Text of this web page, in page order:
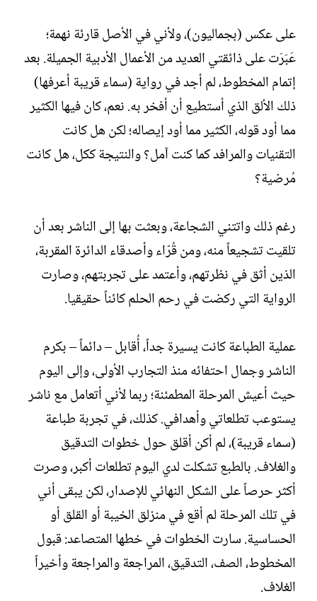
على عكس (بجماليون)، ولأني في الأصل قارئة نهمة؛
عَبَرَت على ذائقتي العديد من الأعمال الأدبية الجميلة. بعد
إتمام المخطوط، لم أجد في رواية (سماء قريبة أعرفها)
ذلك الألق الذي أستطيع أن أفخر به. نعم، كان فيها الكثير
مما أود قوله، الكثير مما أود إيصاله؛ لكن هل كانت
التقنيات والمرافد كما كنت آمل؟ والنتيجة ككل، هل كانت
مُرضية؟
رغم ذلك واتتني الشجاعة، وبعثت بها إلى الناشر بعد أن
تلقيت تشجيعاً منه، ومن قُرّاء وأصدقاء الدائرة المقربة،
الذين أثق في نظرتهم، وأعتمد على تجربتهم، وصارت
الرواية التي ركضت في رحم الحلم كائناً حقيقيا.
عملية الطباعة كانت يسيرة جداً، أُقابل – دائماً – بكرم
الناشر وجمال احتفائه منذ التجارب الأولى، وإلى اليوم
حيث أعيش المرحلة المطمئنة؛ ربما لأني أتعامل مع ناشر
يستوعب تطلعاتي وأهدافي. كذلك، في تجربة طباعة
(سماء قريبة)، لم أكن أقلق حول خطوات التدقيق
والغلاف. بالطبع تشكلت لدي اليوم تطلعات أكبر، وصرت
أكثر حرصاً على الشكل النهائي للإصدار، لكن يبقى أني
في تلك المرحلة لم أقع في منزلق الخيبة أو القلق أو
الحساسية. سارت الخطوات في خطها المتصاعد: قبول
المخطوط، الصف، التدقيق، المراجعة والمراجعة وأخيراً
الغلاف.